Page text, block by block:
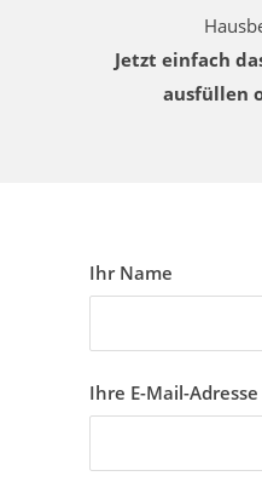
Jetzt einfach
ausfüllen
Ihr Name
Ihre E-Mail-